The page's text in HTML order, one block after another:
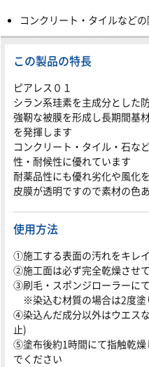
コンクリート・タイルなど
この製品の特長
ピアレス０１
シラン系珪素を主成分とした
強靭な被膜を形成し長期間基
を発揮します
コンクリート・タイル・石な
性・耐候性に優れています
耐薬品性にも優れ劣化や風化
皮膜が透明ですので素材の色
使用方法
①施工する表面の汚れをキレ
②施工面は必ず完全乾燥させ
③刷毛・スポンジローラーに
※染込む材質の場合は2度塗
④染込んだ成分以外はウエス
止)
⑤塗布後約1時間にて指触乾
でください